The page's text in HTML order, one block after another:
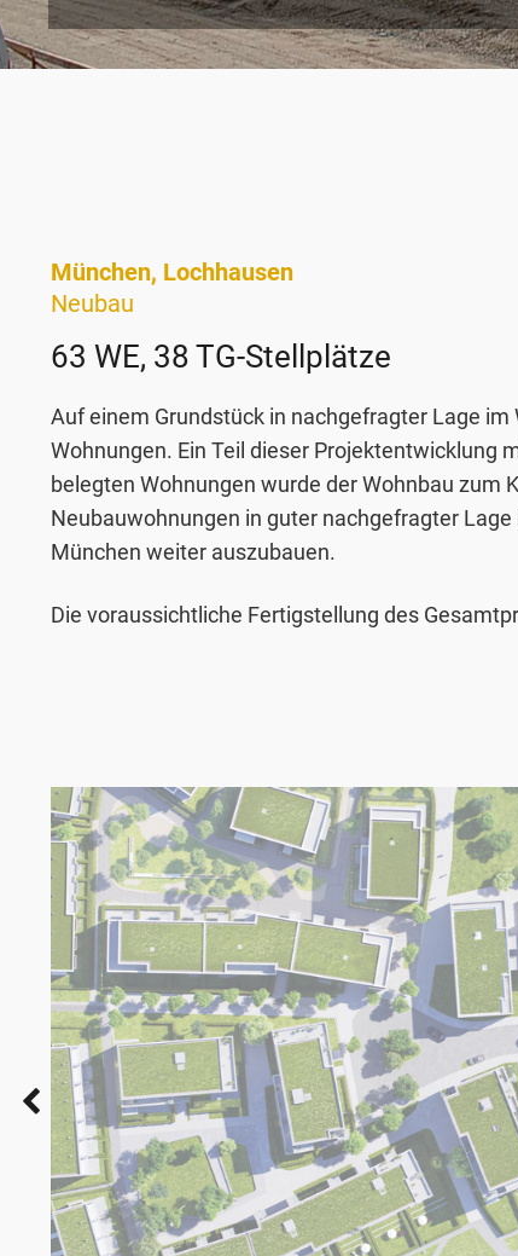
München, Lochhausen
Neubau
63 WE, 38 TG-Stellplätze
Auf einem Grundstück in nachgefragter Lage
Wohnungen. Ein Teil dieser Projektentwicklung
belegten Wohnungen wurde der Wohnbau zum
Neubauwohnungen in guter nachgefragter
München weiter auszubauen.
Die voraussichtliche Fertigstellung des